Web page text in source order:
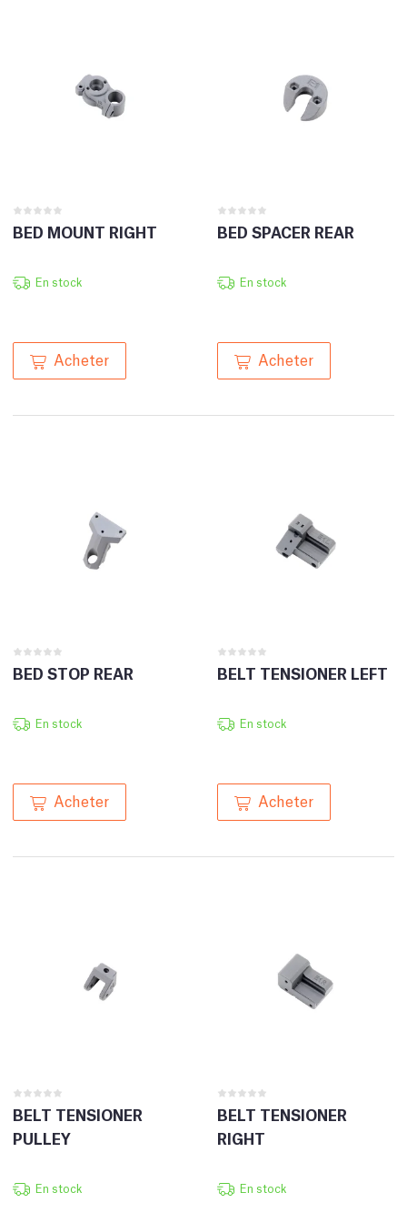
BED MOUNT RIGHT
En stock
Acheter
BED SPACER REAR
En stock
Acheter
BED STOP REAR
En stock
Acheter
BELT TENSIONER LEFT
En stock
Acheter
BELT TENSIONER
PULLEY
En stock
BELT TENSIONER
RIGHT
En stock